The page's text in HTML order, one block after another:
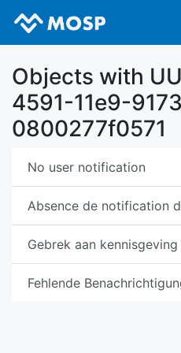
Objects with
4591-11e9-
0800277f0571
No user notification
Absence de notification
Gebrek aan
Fehlende